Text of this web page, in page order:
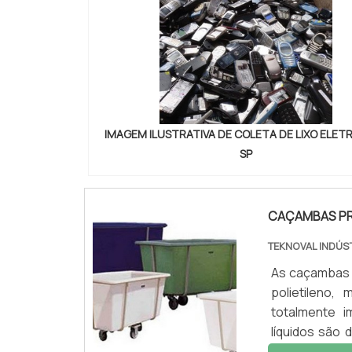
IMAGEM ILUSTRATIVA DE COLETA DE LIXO
SP
CAÇAMBAS
TEKNOVAL
As
polietileno,
totalmente
líquidos são